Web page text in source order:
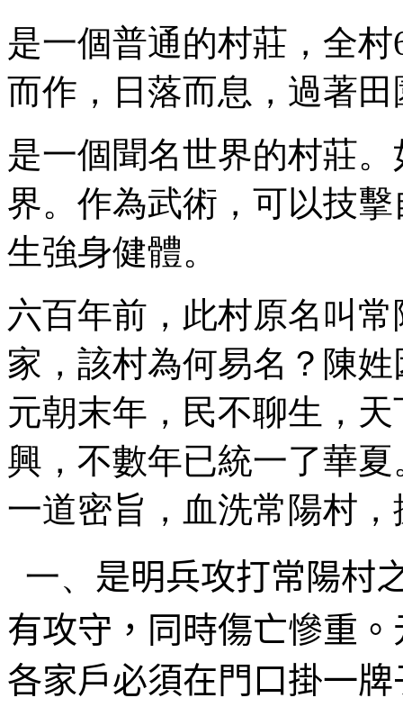
是一個普通的村莊，全
而作，日落而息，過著
是一個聞名世界的村莊
界。作為武術，可以技
生強身健體。
六百年前，此村原名叫
家，該村為何易名？陳
元朝末年，民不聊生，
興，不數年已統一了華
一道密旨，血洗常陽村
一、 是明兵攻打常陽村
有攻守，同時傷亡慘重
各家戶必須在門口掛一